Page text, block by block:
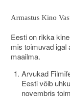
Armastus Kino
Eesti on rikka
mis toimuvad igal
maailma.
Arvukad
Eesti võib
novembris